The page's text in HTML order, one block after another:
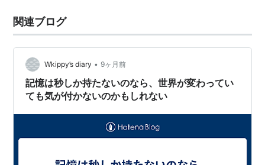
関連ブログ
Wkippy’s diary • 9ヶ月前
記憶は秒しか持たないのなら、世界が変わってい
ても気が付かないのかもしれない